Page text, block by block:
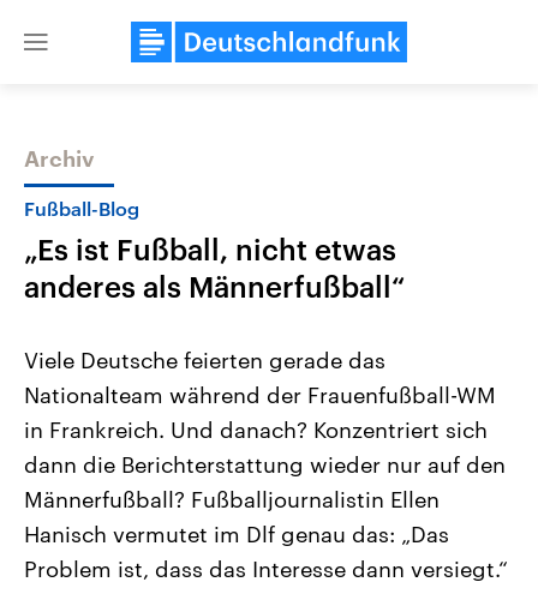
Close
Themen
Landtagswahl Sachsen-Anhalt
2026
Alle Informationen
Sachsen-Anhalt wählt am 6.
September 2026 einen neuen
Landtag. Seit 2021 wird das
Bundesland von einer Koalition aus
Umfragen, Prognosen,
USA
Aktuelle Beiträge,
Hintergründe
Wirtschaftlich und
gehören die Vereinigten
den mächtigsten Ländern
mit großem Einfluss auf
Archiv
Fußball-Blog
„Es ist Fußball, nicht etwas
anderes als Männerfußball“
Viele Deutsche feierten gerade das
Nationalteam während der Frauenfußball-WM
in Frankreich. Und danach? Konzentriert sich
dann die Berichterstattung wieder nur auf den
Männerfußball? Fußballjournalistin Ellen
Hanisch vermutet im Dlf genau das: „Das
Problem ist, dass das Interesse dann versiegt.“